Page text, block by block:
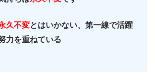
久不変とはいかない、第一線で活躍
力を重ねている